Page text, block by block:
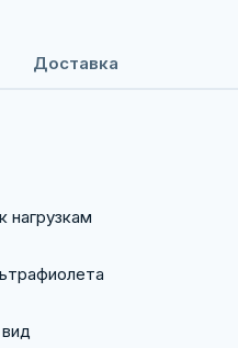
Доставка
нагрузкам